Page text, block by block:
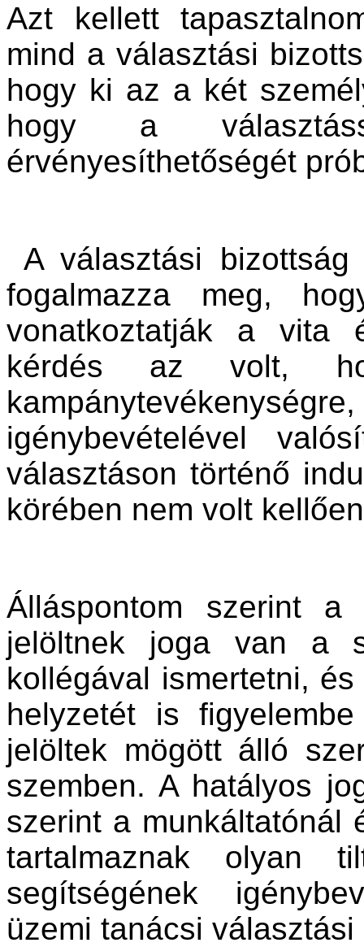
Azt kellett
mind a választási
hogy ki az a két
hogy a
érvényesíthetőségét
A választási
fogalmazza meg,
vonatkoztatják a vita
kérdés az volt,
igénybevételével
választáson történő
körében nem volt
Álláspontom szerint a
jelöltnek joga van a
kollégával ismertetni,
helyzetét is
jelöltek mögött álló
szemben. A hatályos
szerint a munkáltatónál
tartalmaznak olyan
segítségének
üzemi tanácsi